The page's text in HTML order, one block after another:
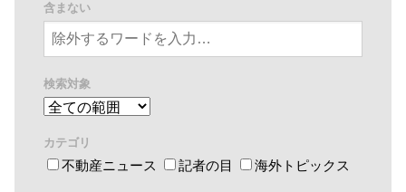
含まない
検索対象
カテゴリ
不動産ニュース 記者の目 海外トピックス